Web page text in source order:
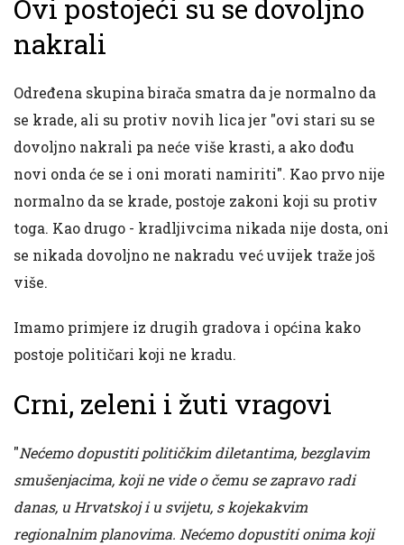
Ovi postojeći su se dovoljno
nakrali
Određena skupina birača smatra da je normalno da
se krade, ali su protiv novih lica jer "ovi stari su se
dovoljno nakrali pa neće više krasti, a ako dođu
novi onda će se i oni morati namiriti". Kao prvo nije
normalno da se krade, postoje zakoni koji su protiv
toga. Kao drugo - kradljivcima nikada nije dosta, oni
se nikada dovoljno ne nakradu već uvijek traže još
više.
Imamo primjere iz drugih gradova i općina kako
postoje političari koji ne kradu.
Crni, zeleni i žuti vragovi
"Nećemo dopustiti političkim diletantima, bezglavim
smušenjacima, koji ne vide o čemu se zapravo radi
danas, u Hrvatskoj i u svijetu, s kojekakvim
regionalnim planovima. Nećemo dopustiti onima koji